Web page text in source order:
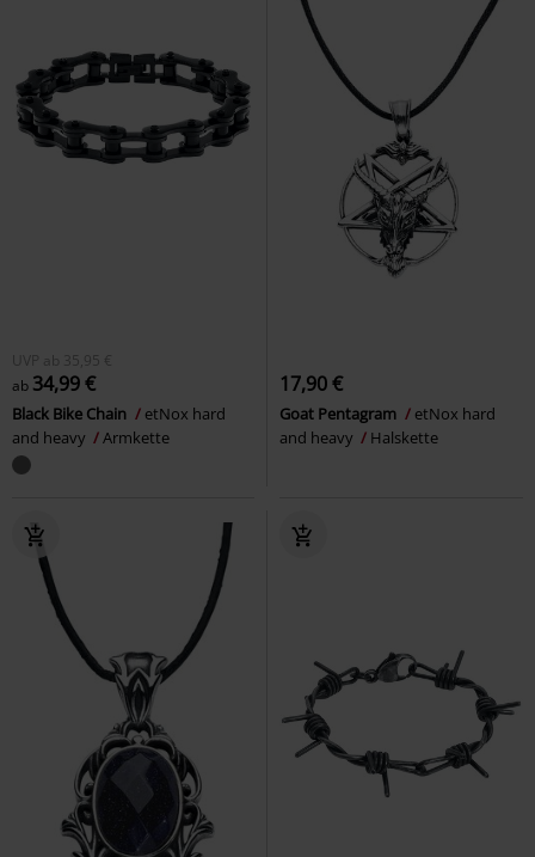
UVP ab
35,95 €
ab 34,99 €
Black Bike Chain
etNox hard
and heavy
Armkette
17,90 €
Goat Pentagram
etNox hard
and heavy
Halskette